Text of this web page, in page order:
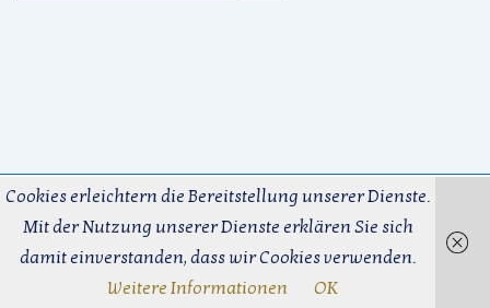
Cookies erleichtern die Bereitstellung unserer Dienste.
Mit der Nutzung unserer Dienste erklären Sie sich
damit einverstanden, dass wir Cookies verwenden.
Weitere Informationen
OK